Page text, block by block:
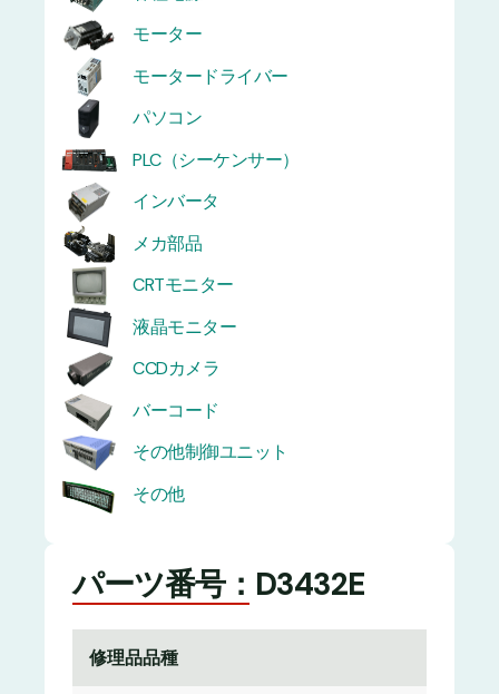
モーター
モータードライバー
パソコン
PLC（シーケンサー）
インバータ
メカ部品
CRTモニター
液晶モニター
CCDカメラ
バーコード
その他制御ユニット
その他
パーツ番号：D3432E
修理品品種